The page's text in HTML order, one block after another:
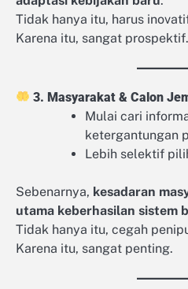
Tidak hanya itu, harus
Karena itu, sangat prospektif.
3. Masyarakat & Calon
Mulai cari
ketergantungan
Lebih selektif
Sebenarnya, kesadaran
utama keberhasilan sistem
Tidak hanya itu, cegah
Karena itu, sangat penting.